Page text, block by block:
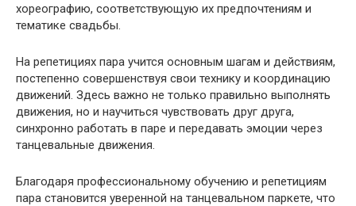
хореографию, соответствующую их предпочтениям и
тематике свадьбы.
На репетициях пара учится основным шагам и действиям,
постепенно совершенствуя свои технику и координацию
движений. Здесь важно не только правильно выполнять
движения, но и научиться чувствовать друг друга,
синхронно работать в паре и передавать эмоции через
танцевальные движения.
Благодаря профессиональному обучению и репетициям
пара становится уверенной на танцевальном паркете, что